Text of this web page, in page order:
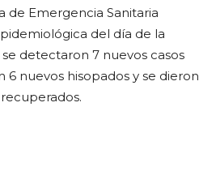
de Emergencia Sanitaria
del día de la
detectaron 7 nuevos casos
6 nuevos hisopados y se dieron